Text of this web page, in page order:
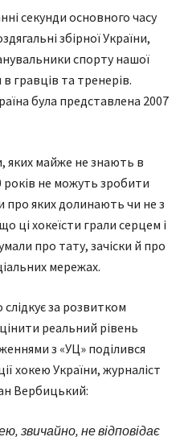
секунди основного часу
збірної України,
спорту нашої
гравців та тренерів.
була представлена 2007
яких майже не знають в
років не можуть зробити
про яких долинають чи не з
ці хокеїсти грали серцем і
про тату, зачіски й про
мережах.
за розвитком
реальний рівень
з «УЦ» поділився
хокею України, журналіст
Вербицький:
звичайно, не відповідає